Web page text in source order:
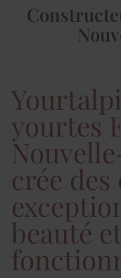
yourtes
crée des
beauté et